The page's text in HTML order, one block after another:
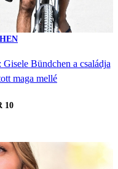
Bündchen a családja
maga mellé
10